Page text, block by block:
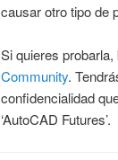
causar otro tipo de
Si quieres
Community.
confidencialidad
‘AutoCAD Futures’.